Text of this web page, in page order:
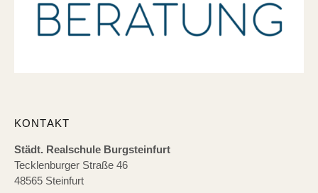
KONTAKT
Städt. Realschule Burgsteinfurt
Tecklenburger Straße 46
48565 Steinfurt